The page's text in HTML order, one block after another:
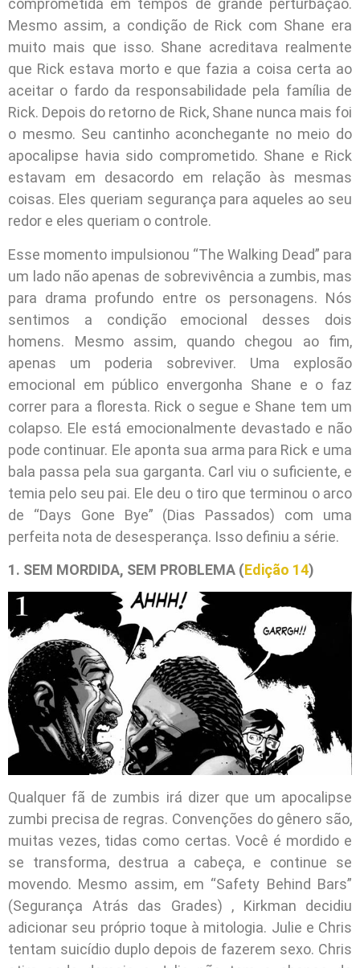
comprometida em tempos de grande perturbação.
Mesmo assim, a condição de Rick com Shane era
muito mais que isso. Shane acreditava realmente
que Rick estava morto e que fazia a coisa certa ao
aceitar o fardo da responsabilidade pela família de
Rick. Depois do retorno de Rick, Shane nunca mais foi
o mesmo. Seu cantinho aconchegante no meio do
apocalipse havia sido comprometido. Shane e Rick
estavam em desacordo em relação às mesmas
coisas. Eles queriam segurança para aqueles ao seu
redor e eles queriam o controle.
Esse momento impulsionou “The Walking Dead” para
um lado não apenas de sobrevivência a zumbis, mas
para drama profundo entre os personagens. Nós
sentimos a condição emocional desses dois
homens. Mesmo assim, quando chegou ao fim,
apenas um poderia sobreviver. Uma explosão
emocional em público envergonha Shane e o faz
correr para a floresta. Rick o segue e Shane tem um
colapso. Ele está emocionalmente devastado e não
pode continuar. Ele aponta sua arma para Rick e uma
bala passa pela sua garganta. Carl viu o suficiente, e
temia pelo seu pai. Ele deu o tiro que terminou o arco
de “Days Gone Bye” (Dias Passados) com uma
perfeita nota de desesperança. Isso definiu a série.
1. SEM MORDIDA, SEM PROBLEMA (Edição 14)
Qualquer fã de zumbis irá dizer que um apocalipse
zumbi precisa de regras. Convenções do gênero são,
muitas vezes, tidas como certas. Você é mordido e
se transforma, destrua a cabeça, e continue se
movendo. Mesmo assim, em “Safety Behind Bars”
(Segurança Atrás das Grades) , Kirkman decidiu
adicionar seu próprio toque à mitologia. Julie e Chris
tentam suicídio duplo depois de fazerem sexo. Chris